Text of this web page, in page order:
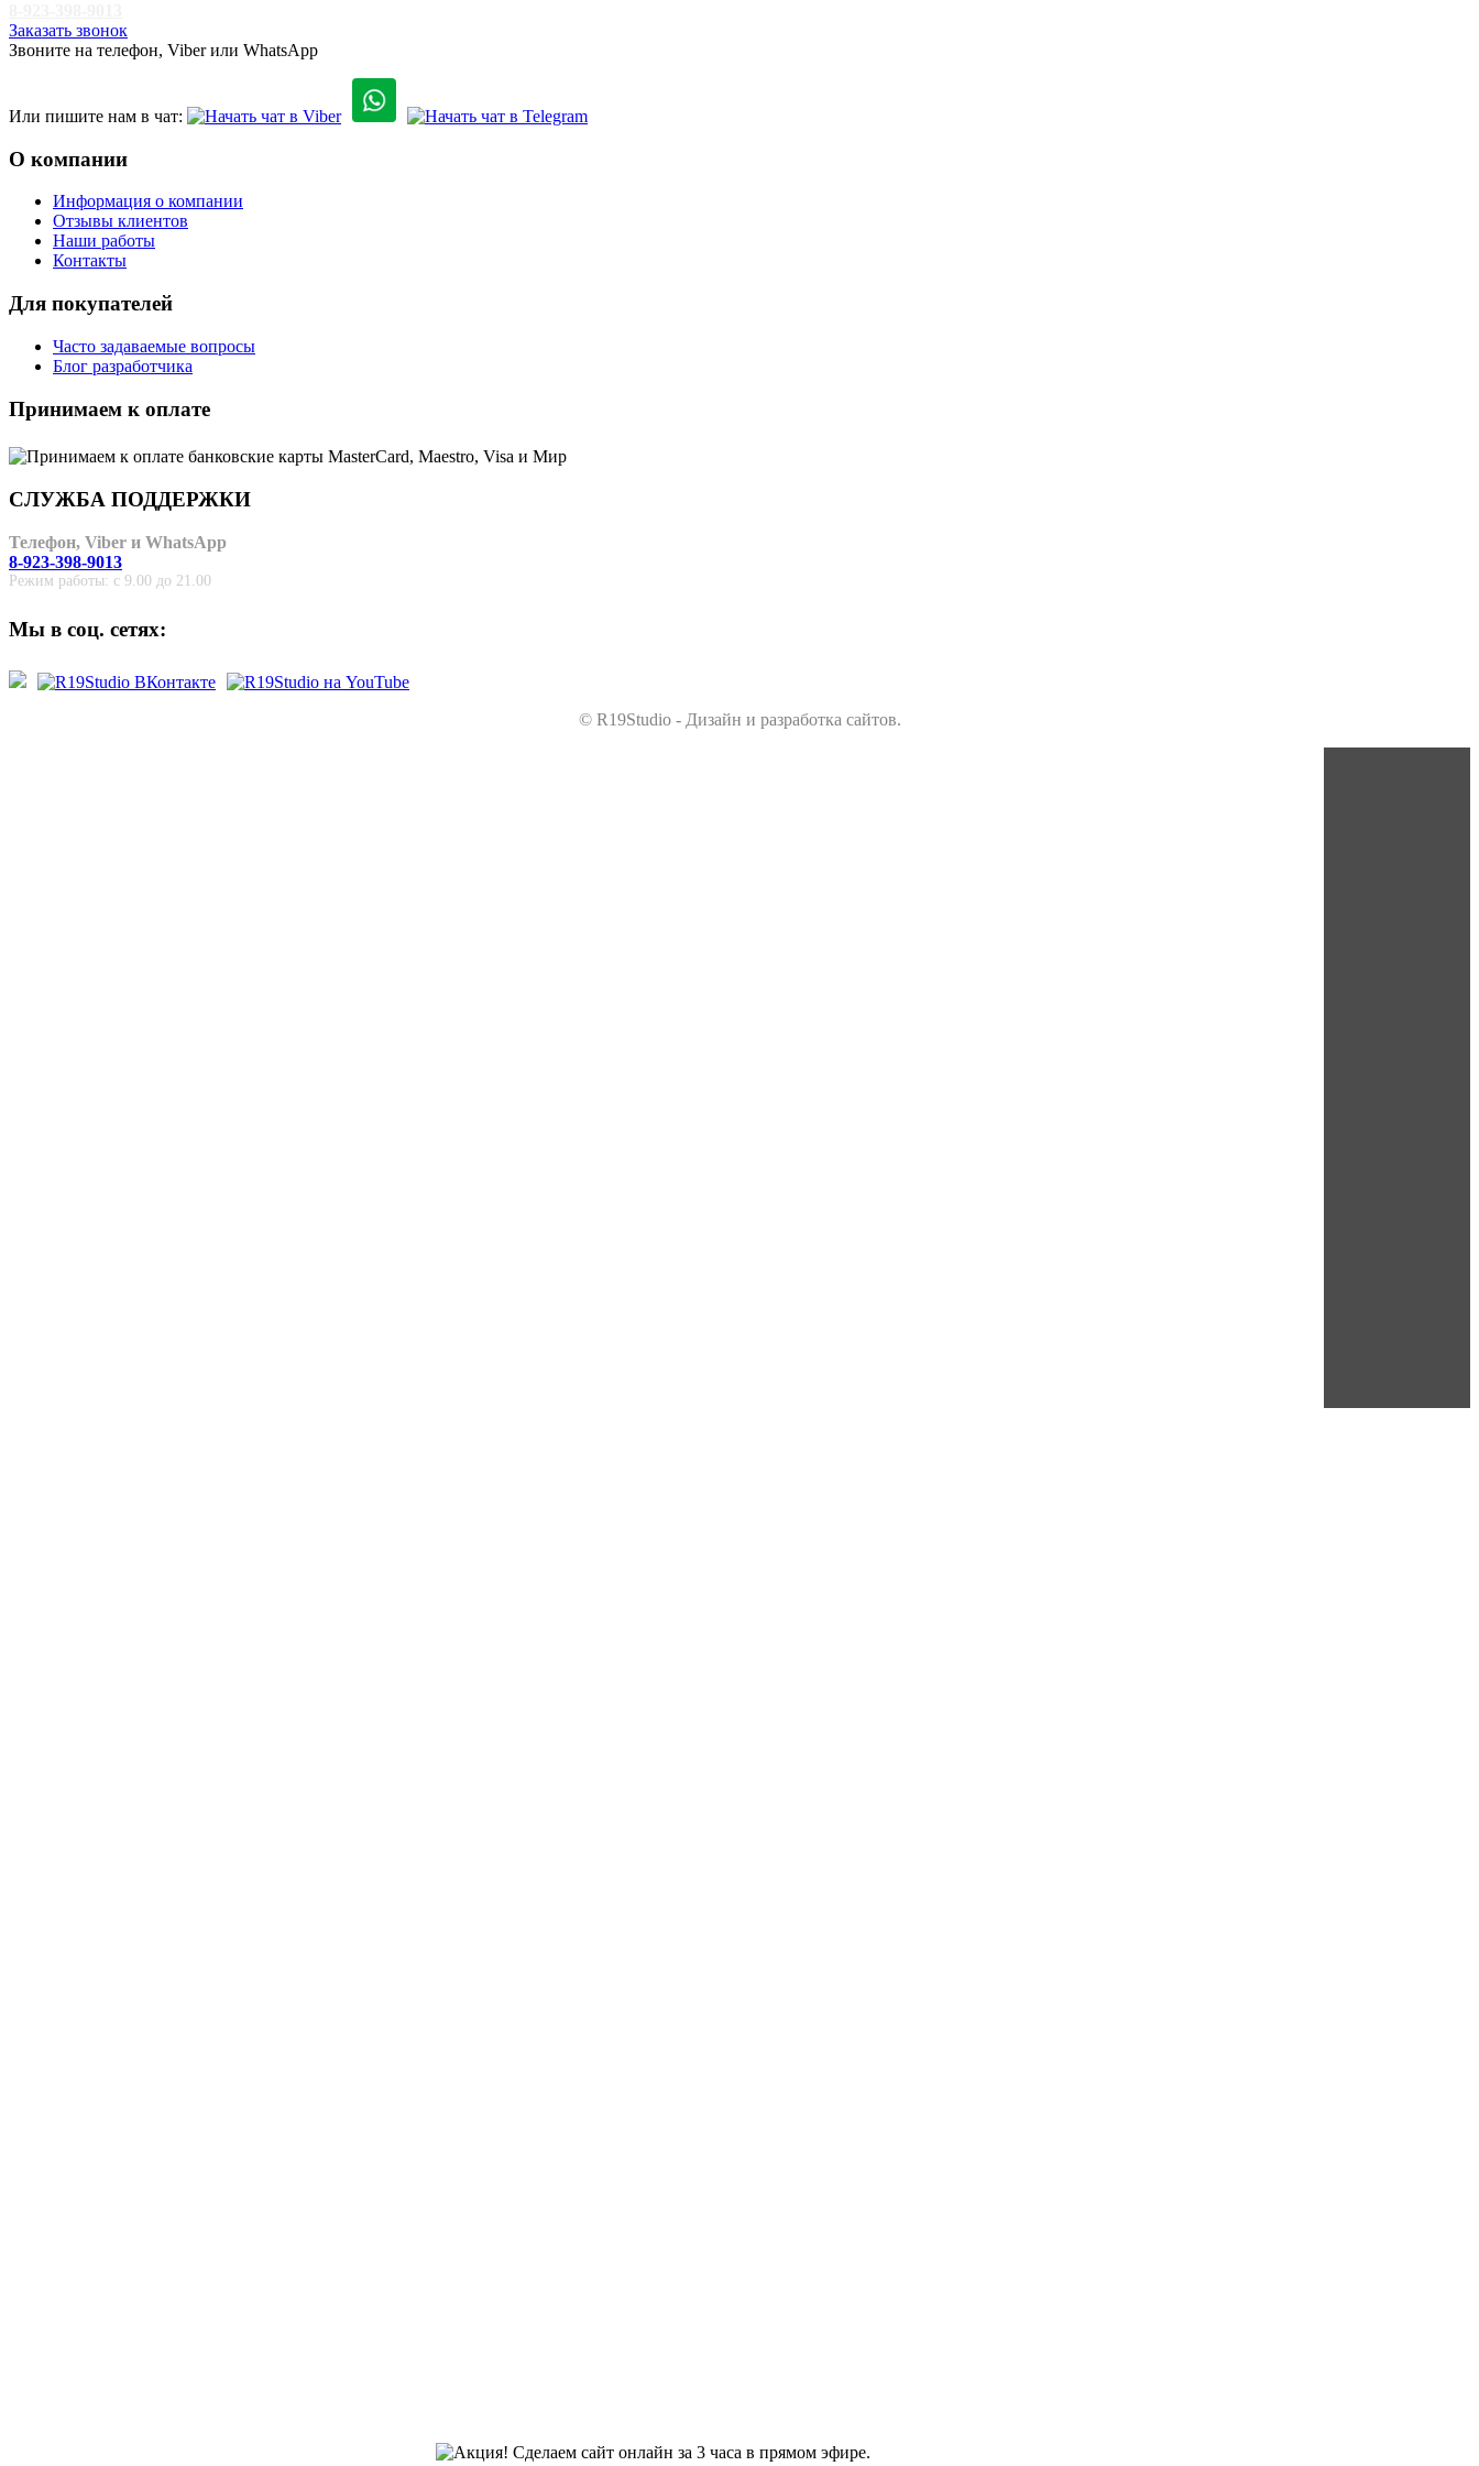
Заказать звонок
Звоните на телефон, Viber или WhatsApp
Или пишите нам в чат:
О компании
Информация о компании
Отзывы клиентов
Наши работы
Контакты
Для покупателей
Часто задаваемые вопросы
Блог разработчика
Принимаем к оплате
СЛУЖБА ПОДДЕРЖКИ
Телефон, Viber и WhatsApp
8-923-398-9013
Режим работы: с 9.00 до 21.00
Мы в соц. сетях:
© R19Studio - Дизайн и разработка сайтов.